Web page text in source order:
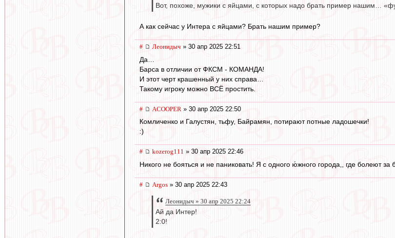
Вот, похоже, мужики с яйцами, с которых надо брать пример нашим…
А как сейчас у Интера с яйцами? Брать нашим пример?
# Леонидыч » 30 апр 2025 22:51
Да…
Барса в отличии от ФКСМ - КОМАНДА!
И этот черт крашенный у них справа…
Такому игроку можно ВСЁ простить.
# ACOOPER » 30 апр 2025 22:50
Комличенко и Галустян, тьфу, Байрамян, потирают потные ладошечки!
:)
# kozerog111 » 30 апр 2025 22:46
Никого не бояться и не паниковать! Я с одного ю́жного города,, где болеют
# Argos » 30 апр 2025 22:43
Леонидыч » 30 апр 2025 22:24
Ай да Интер!
2:0!